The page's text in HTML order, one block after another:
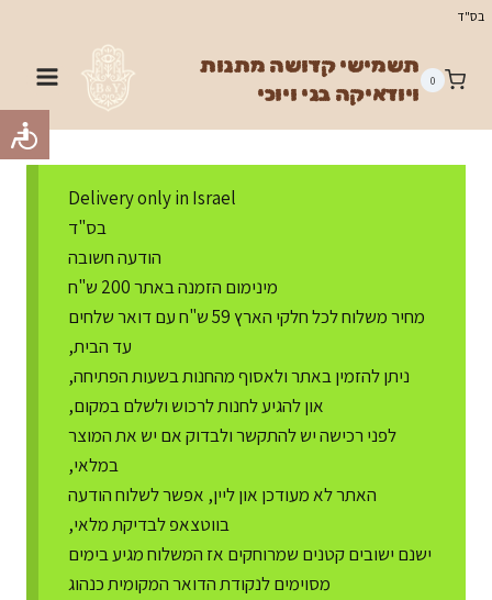
Skip
content
בס"ד
0
תשמישי קדושה מתנות
ויודאיקה בני ויוכי
Delivery only in Israel
בס"ד
הודעה חשובה
מינימום הזמנה באתר 200 ש"ח
מחיר משלוח לכל חלקי הארץ 59 ש"ח עם דואר שלחים
עד הבית,
ניתן להזמין באתר ולאסוף מהחנות בשעות הפתיחה,
און להגיע לחנות לרכוש ולשלם במקום,
לפני רכישה יש להתקשר ולבדוק אם יש את המוצר
במלאי,
האתר לא מעודכן און ליין, אפשר לשלוח הודעה
בווטצאפ לבדיקת מלאי,
ישנם ישובים קטנים שמרוחקים אז המשלוח מגיע בימים
מסוימים לנקודת הדואר המקומית כנהוג